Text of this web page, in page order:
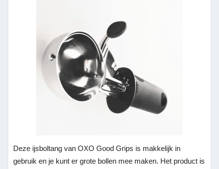
Deze ijsboltang van OXO Good Grips is makkelijk in
gebruik en je kunt er grote bollen mee maken. Het product is